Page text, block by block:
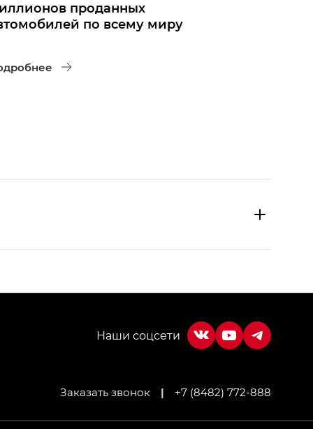
проданных
по всему миру
Заказать звонок | +7 (8482) 772-888